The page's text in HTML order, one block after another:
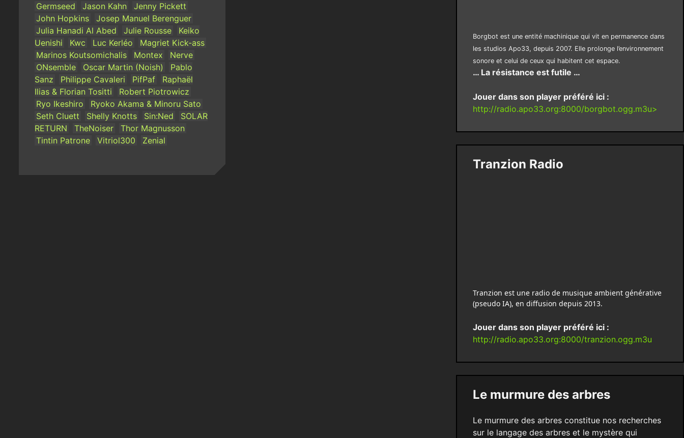
Germseed
Jason Kahn
Jenny Pickett
John Hopkins
Josep Manuel Berenguer
Julia Hanadi Al Abed
Julie Rousse
Keiko
Uenishi
Kwc Luc Kerléo
Magriet Kick-ass
Marinos Koutsomichalis
Montex
Nerve
ONsemble
Oscar Martin (Noish)
Pablo
Sanz
Philippe Cavaleri PifPaf
Raphaël
Ilias & Florian Tositti
Robert Piotrowicz
Ryo Ikeshiro
Ryoko Akama & Minoru Sato
Seth Cluett
Shelly Knotts Sin:Ned
SOLAR
RETURN
TheNoiser
Thor Magnusson
Tintin Patrone
Vitriol300 Zenial
Borgbot est une entité machinique qui vit en permanence dans
les studios Apo33, depuis 2007. Elle prolonge l’environnement
sonore et celui de ceux qui habitent cet espace.
… La résistance est futile …
Jouer dans son player préféré ici :
http://radio.apo33.org:8000/borgbot.ogg.m3u>
Tranzion Radio
Tranzion est une radio de musique ambient générative
(pseudo IA), en diffusion depuis 2013.
Jouer dans son player préféré ici :
http://radio.apo33.org:8000/tranzion.ogg.m3u
Le murmure des arbres
Le murmure des arbres constitue nos recherches
sur le langage des arbres et le mystère qui